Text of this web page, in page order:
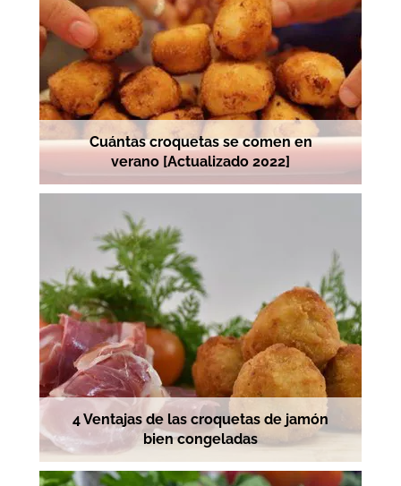
Cuántas croquetas se comen en
verano [Actualizado 2022]
4 Ventajas de las croquetas de jamón
bien congeladas